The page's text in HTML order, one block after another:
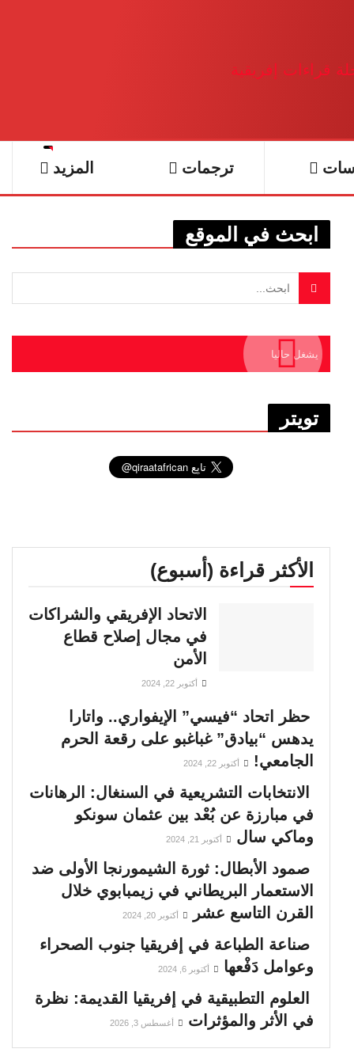
ترجمات المزيد
ابحث في الموقع
يشغل حاليا
تويتر
الأكثر قراءة (أسبوع)
الاتحاد الإفريقي والشراكات
في مجال إصلاح قطاع
الأمن
أكتوبر 22, 2024
حظر اتحاد “فيسي” الإيفواري.. واتارا
يدهس “بيادق” غباغبو على رقعة الحرم
الجامعي!
أكتوبر 22, 2024
الانتخابات التشريعية في السنغال: الرهانات
في مبارزة عن بُعْد بين عثمان سونكو
وماكي سال
أكتوبر 21, 2024
صمود الأبطال: ثورة الشيمورنجا الأولى ضد
الاستعمار البريطاني في زيمبابوي خلال
القرن التاسع عشر
أكتوبر 20, 2024
صناعة الطباعة في إفريقيا جنوب الصحراء
وعوامل دَفْعها
أكتوبر 6, 2024
العلوم التطبيقية في إفريقيا القديمة: نظرة
في الأثر والمؤثرات
أغسطس 3, 2026